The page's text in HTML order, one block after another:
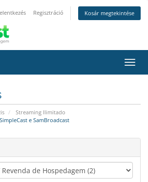
Regisztráció Kosár megtekintése
a
Streaming Ilimitado
e SamBroadcast